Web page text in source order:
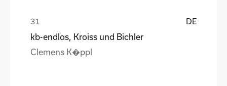
DE
kb-endlos, Kroiss und Bichler
Clemens K�ppl